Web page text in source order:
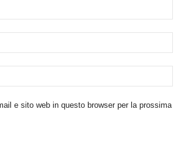
e sito web in questo browser per la prossima